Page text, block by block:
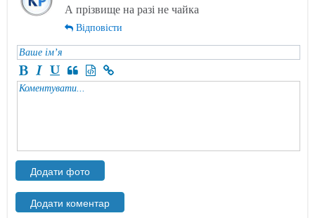
А прізвище на разі не чайка
Відповісти